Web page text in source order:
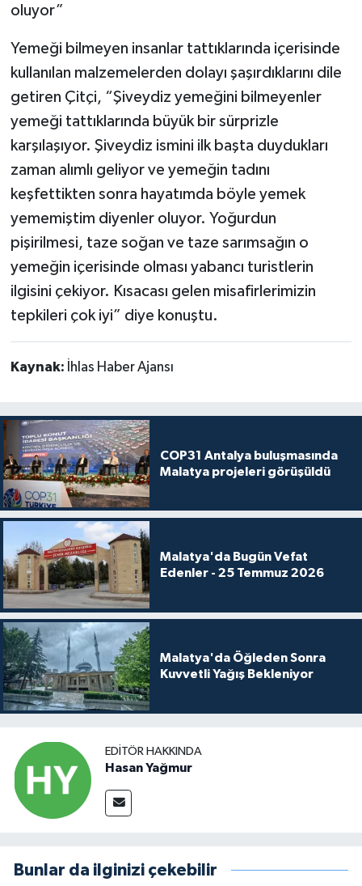
oluyor”
Yemeği bilmeyen insanlar tattıklarında içerisinde
kullanılan malzemelerden dolayı şaşırdıklarını dile
getiren Çitçi, “Şiveydiz yemeğini bilmeyenler
yemeği tattıklarında büyük bir sürprizle
karşılaşıyor. Şiveydiz ismini ilk başta duydukları
zaman alımlı geliyor ve yemeğin tadını
keşfettikten sonra hayatımda böyle yemek
yememiştim diyenler oluyor. Yoğurdun
pişirilmesi, taze soğan ve taze sarımsağın o
yemeğin içerisinde olması yabancı turistlerin
ilgisini çekiyor. Kısacası gelen misafirlerimizin
tepkileri çok iyi” diye konuştu.
Kaynak: İhlas Haber Ajansı
COP31 Antalya buluşmasında
Malatya projeleri görüşüldü
Malatya'da Bugün Vefat
Edenler - 25 Temmuz 2026
Malatya'da Öğleden Sonra
Kuvvetli Yağış Bekleniyor
EDITÖR HAKKINDA
Hasan Yağmur
Bunlar da ilginizi çekebilir